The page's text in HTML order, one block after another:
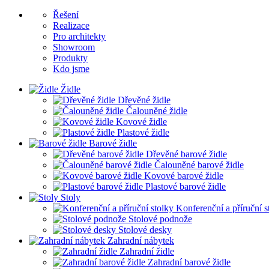
Řešení
Realizace
Pro architekty
Showroom
Produkty
Kdo jsme
Židle
Dřevěné židle
Čalouněné židle
Kovové židle
Plastové židle
Barové židle
Dřevěné barové židle
Čalouněné barové židle
Kovové barové židle
Plastové barové židle
Stoly
Konferenční a příruční
Stolové podnože
Stolové desky
Zahradní nábytek
Zahradní židle
Zahradní barové židle